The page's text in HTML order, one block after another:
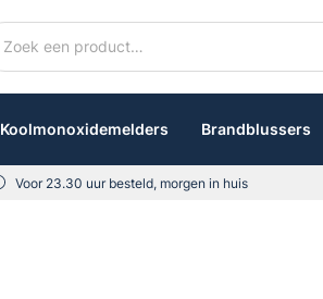
Koolmonoxidemelders Brandblussers
Voor 23.30 uur besteld, morgen in huis